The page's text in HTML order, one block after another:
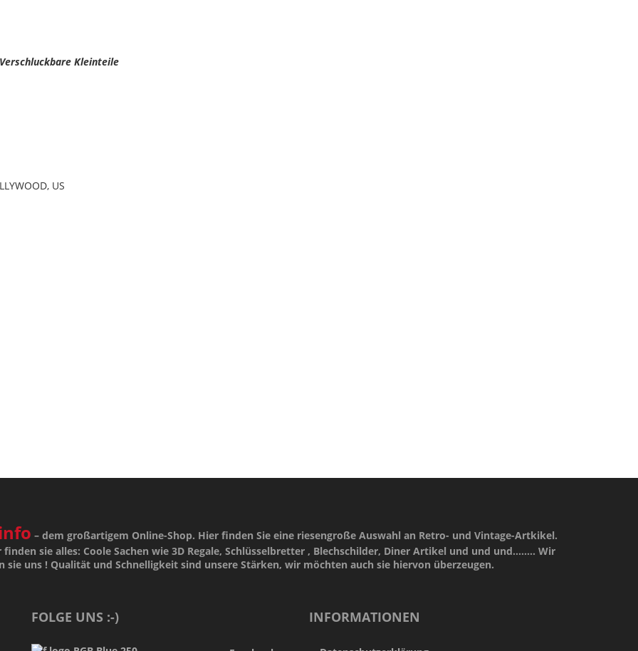
Kleinteile
US
– dem großartigem Online-Shop. Hier finden Sie eine riesengroße Auswahl an Retro- und Vintage-Artkikel.
sie alles: Coole Sachen wie 3D Regale, Schlüsselbretter , Blechschilder, Diner Artikel und und und........ Wir
sie uns ! Qualitätund Schnelligkeitsind unsere Stärken, wir möchten auch sie hiervon überzeugen.
FOLGE UNS :-) INFORMATIONEN